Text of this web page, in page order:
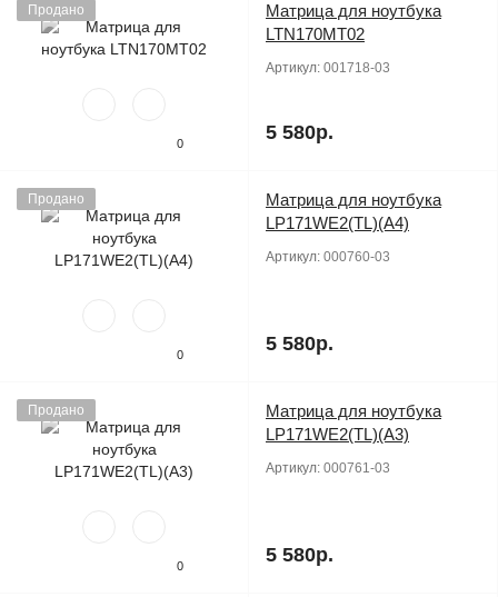
Продано
0
Матрица для ноутбука
LTN170MT02
Артикул: 001718-03
5 580р.
Продано
0
Матрица для ноутбука
LP171WE2(TL)(A4)
Артикул: 000760-03
5 580р.
Продано
0
Матрица для ноутбука
LP171WE2(TL)(A3)
Артикул: 000761-03
5 580р.